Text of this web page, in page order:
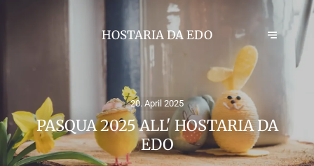
HOSTARIA DA EDO
20. April 2025
PASQUA 2025 ALL' HOSTARIA DA
EDO